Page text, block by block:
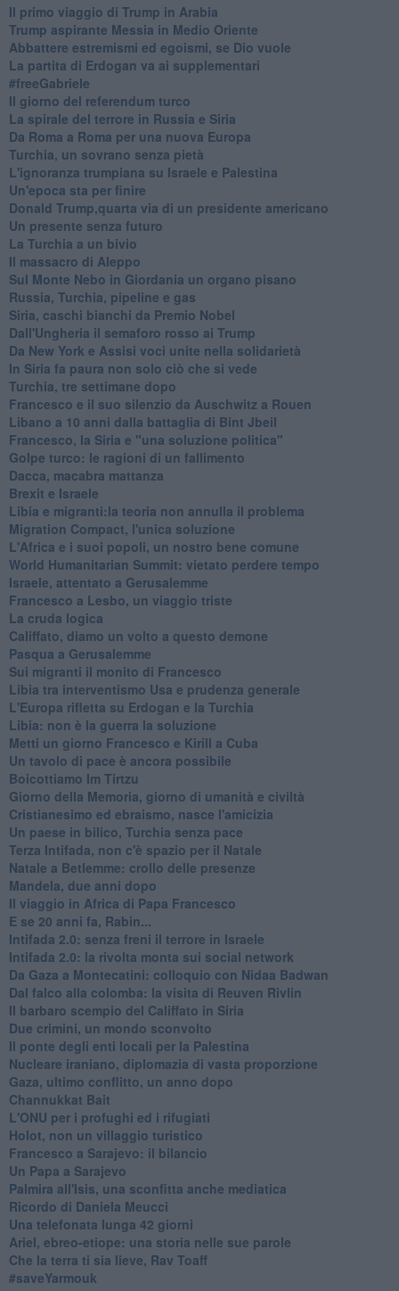
Il primo viaggio di Trump in Arabia
Trump aspirante Messia in Medio Oriente
Abbattere estremismi ed egoismi, se Dio vuole
La partita di Erdogan va ai supplementari
#freeGabriele
Il giorno del referendum turco
La spirale del terrore in Russia e Siria
Da Roma a Roma per una nuova Europa
Turchia, un sovrano senza pietà
L'ignoranza trumpiana su Israele e Palestina
Un'epoca sta per finire
Donald Trump,quarta via di un presidente americano
Un presente senza futuro
La Turchia a un bivio
Il massacro di Aleppo
Sul Monte Nebo in Giordania un organo pisano
Russia, Turchia, pipeline e gas
Siria, caschi bianchi da Premio Nobel
Dall'Ungheria il semaforo rosso ai Trump
Da New York e Assisi voci unite nella solidarietà
In Siria fa paura non solo ciò che si vede
Turchia, tre settimane dopo
Francesco e il suo silenzio da Auschwitz a Rouen
Libano a 10 anni dalla battaglia di Bint Jbeil
Francesco, la Siria e "una soluzione politica"
Golpe turco: le ragioni di un fallimento
Dacca, macabra mattanza
Brexit e Israele
Libia e migranti:la teoria non annulla il problema
Migration Compact, l'unica soluzione
L'Africa e i suoi popoli, un nostro bene comune
World Humanitarian Summit: vietato perdere tempo
Israele, attentato a Gerusalemme
Francesco a Lesbo, un viaggio triste
La cruda logica
Califfato, diamo un volto a questo demone
Pasqua a Gerusalemme
Sui migranti il monito di Francesco
Libia tra interventismo Usa e prudenza generale
L'Europa rifletta su Erdogan e la Turchia
Libia: non è la guerra la soluzione
Metti un giorno Francesco e Kirill a Cuba
Un tavolo di pace è ancora possibile
Boicottiamo Im Tirtzu
Giorno della Memoria, giorno di umanità e civiltà
Cristianesimo ed ebraismo, nasce l'amicizia
Un paese in bilico, Turchia senza pace
Terza Intifada, non c'è spazio per il Natale
Natale a Betlemme: crollo delle presenze
Mandela, due anni dopo
Il viaggio in Africa di Papa Francesco
E se 20 anni fa, Rabin...
Intifada 2.0: senza freni il terrore in Israele
Intifada 2.0: la rivolta monta sui social network
Da Gaza a Montecatini: colloquio con Nidaa Badwan
Dal falco alla colomba: la visita di Reuven Rivlin
Il barbaro scempio del Califfato in Siria
Due crimini, un mondo sconvolto
Il ponte degli enti locali per la Palestina
Nucleare iraniano, diplomazia di vasta proporzione
Gaza, ultimo conflitto, un anno dopo
Channukkat Bait
L'ONU per i profughi ed i rifugiati
Holot, non un villaggio turistico
Francesco a Sarajevo: il bilancio
Un Papa a Sarajevo
Palmira all'Isis, una sconfitta anche mediatica
Ricordo di Daniela Meucci
​Una telefonata lunga 42 giorni
​Ariel, ebreo-etiope: una storia nelle sue parole
Che la terra ti sia lieve, Rav Toaff
​#saveYarmouk